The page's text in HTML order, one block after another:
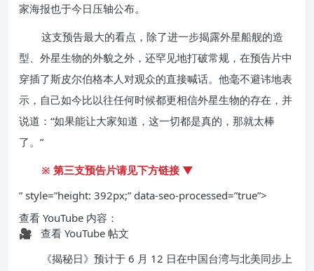
家海报也于今日压轴公布。
这支预告最大的看点，除了进一步揭露外星船舰的造
型、外星生物的外貌之外，还罕见地打破常规，在预告片中
穿插了斯皮尔伯格本人对观众的直接喊话。他毫不避讳地表
示，自己如今比以往任何时候都更相信外星生物的存在，并
说道：“如果能让大家知道，这一切都是真的，那就太棒
了。”
※ 第三支预告片请见下方链接 ▼
” style=”height: 392px;” data-seo-processed=”true”>
查看 YouTube 内容：
🎥
查看 YouTube 帖文
《揭秘日》预计于 6 月 12 日在中国台湾与北美同步上